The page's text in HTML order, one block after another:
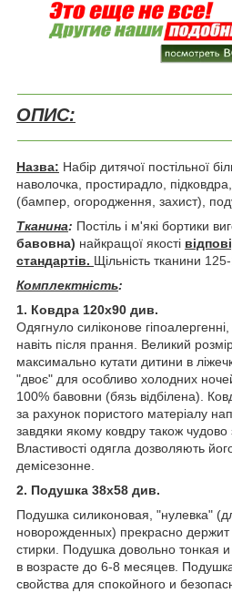
ОПИС:
Назва: Набір дитячої постільної
наволочка, простирадло,
(бампер, огородження, захист),
Тканина: Постіль і м'які бортики
бавовна) найкращої якості
стандартів. Щільність тканини
Комплектність:
1. Ковдра 120х90 див.
Одягнуло силіконове
навіть після прання. Великий
максимально кутати дитини в
"двоє" для особливо холодних
100% бавовни (бязь відбілена).
за рахунок пористого матеріалу
завдяки якому ковдру також чудово
Властивості одягла дозволяють
демісезонне.
2. Подушка 38х58 див.
Подушка силиконовая, "нулевка"
новорожденных) прекрасно
стирки. Подушка довольно тонкая
в возрасте до 6-8 месяцев.
свойства для спокойного и